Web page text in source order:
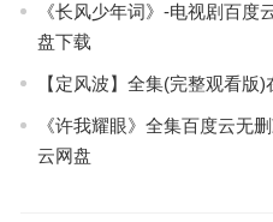
《长风少年词》-电视剧百度
盘下载
【定风波】全集(完整观看版)
《许我耀眼》全集百度云无
云网盘